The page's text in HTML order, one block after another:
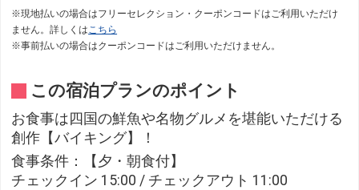
※現地払いの場合はフリーセレクション・クーポンコードはご利用いただけ
ません。詳しくはこちら
※事前払いの場合はクーポンコードはご利用いただけません。
この宿泊プランのポイント
お食事は四国の鮮魚や名物グルメを堪能いただける
創作【バイキング】！
食事条件：【夕・朝食付】
チェックイン 15:00 / チェックアウト 11:00